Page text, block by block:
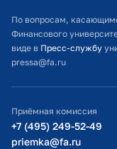
Расписание занятий
Студенческий офис
Официальный адрес
Министерство
По вопросам,
Финансового
виде в Пресс-службу
pressa@fa.ru
Приёмная комиссия
+7 (495) 249-52-49
priemka@fa.ru